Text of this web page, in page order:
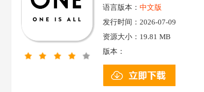
语言版本： 中文版
发行时间：2026-07-09
资源大小： 19.81 MB
版本：